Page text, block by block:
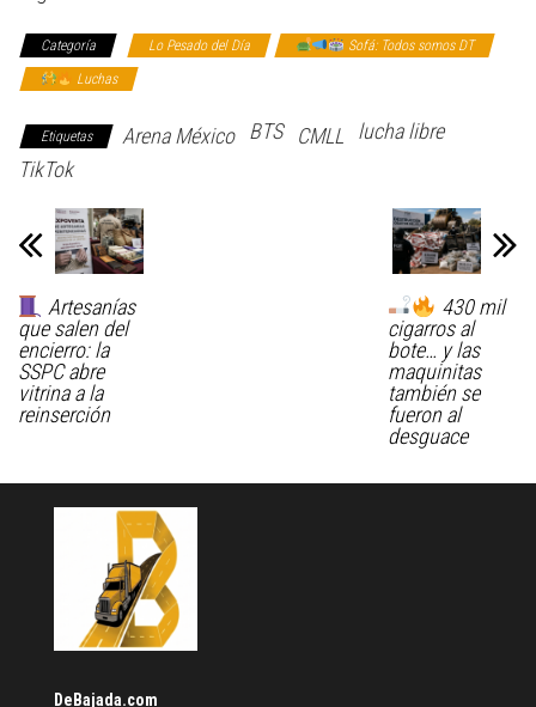
Categoría Lo Pesado del Día
Sofá: Todos somos DT
Luchas
Etiquetas Arena México BTS CMLL
lucha libre
TikTok
Artesanías
que salen del
encierro: la
SSPC abre
vitrina a la
reinserción
430 mil
cigarros al
bote… y las
maquinitas
también se
fueron al
desguace
DeBajada.com